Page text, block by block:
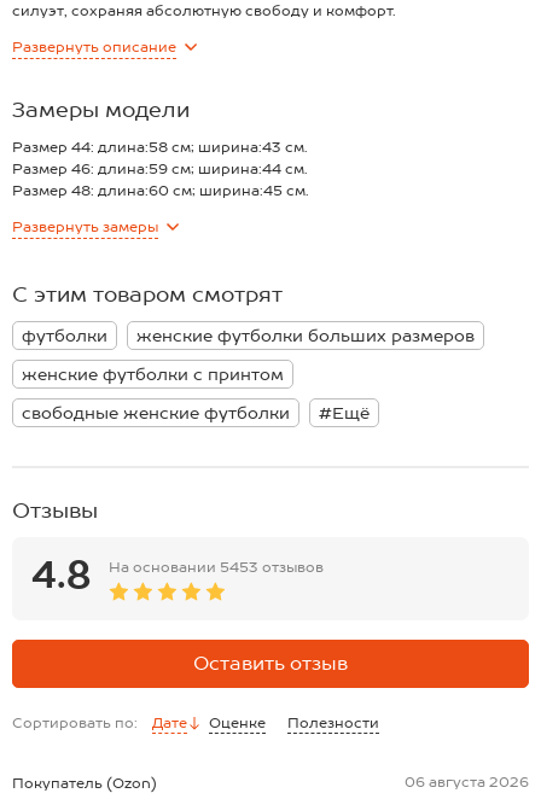
силуэт, сохраняя абсолютную свободу и комфорт.
— нежный трикотаж вискоза придает мягкие тактильные
добавляя образу изысканности;
— универсальная футболка с коротким рукавом идеальна как
навыпуск, так и в заправленном виде;
— футболка с рисунком леопард станет ярким акцентом в стиле
Трикотажная футболка из вискозы станет идеальной базой для
Развернуть описание
Замеры модели
Размер 44: длина:58 см; ширина:43 см.
Размер 46: длина:59 см; ширина:44 см.
Размер 48: длина:60 см; ширина:45 см.
Размер 52: длина:64 см; ширина:53 см.
Размер 58: длина:70 см; ширина:56 см.
*замеры выборочные, могут незначительно отличаться.
Развернуть замеры
С этим товаром смотрят
футболки
женские футболки больших размеров
женские футболки с принтом
свободные женские футболки
#Ещё
Отзывы
4.8 На основании 5453 отзывов
Оставить отзыв
Сортировать по: Дате Оценке Полезности
Покупатель (Ozon) 06 августа 2026